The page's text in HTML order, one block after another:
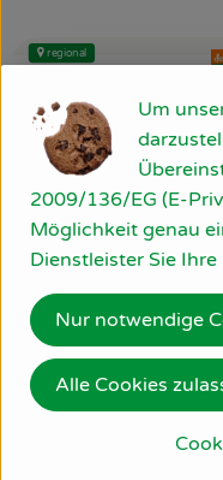
, Preis:
3,99 €/ Bund
Spargelbohnen im
Deutschland
,
regional
Um
2009/136/EG (E-
Möglichkeit genau
Dienstleister Sie
Nur notwendige
Alle Cookies